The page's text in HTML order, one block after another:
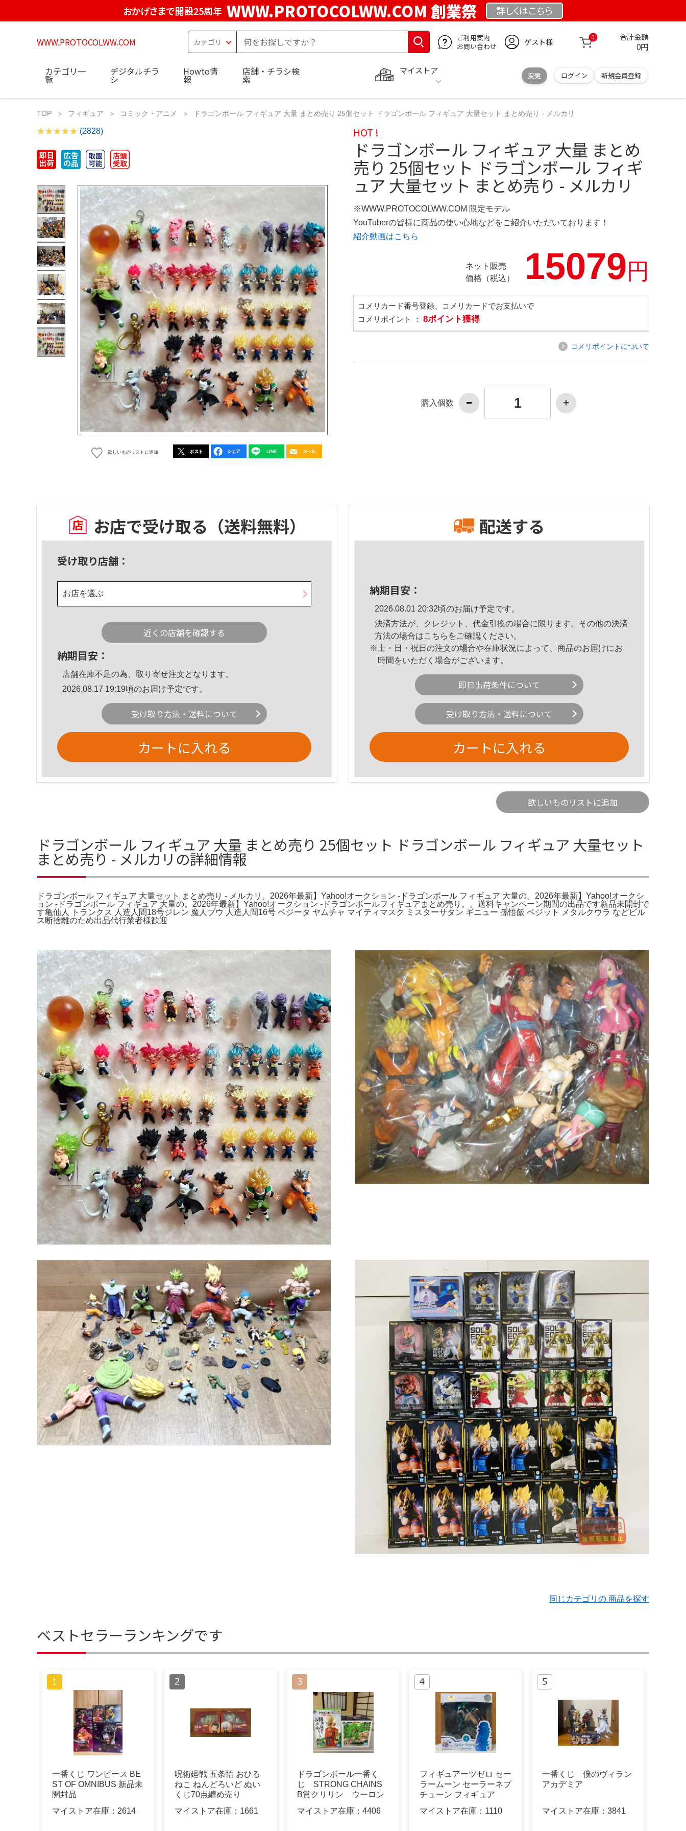
おかげさまで開設25周年 WWW.PROTOCOLWW.COM 創業祭 詳しくはこちら
WWW.PROTOCOLWW.COM
ご利用案内
お問い合わせ
ゲスト様 0 合計金額
0円
マイストア
変更 ログイン 新規会員登録
カテゴリ一
覧
デジタルチラ
シ
Howto情
報
店舗・チラシ検
索
TOP フィギュア コミック・アニメ ドラゴンボール フィギュア 大量 まとめ売り 25個セット ドラゴンボール フィギュア 大量セット まとめ売り - メルカリ
(2828)
欲しいものリストに追加
HOT !
ドラゴンボール フィギュア 大量 まとめ
売り 25個セット ドラゴンボール フィギ
ュア 大量セット まとめ売り - メルカリ
※WWW.PROTOCOLWW.COM 限定モデル
YouTuberの皆様に商品の使い心地などをご紹介いただいております！
紹介動画はこちら
ネット販売
価格（税込）
15079円
コメリカード番号登録、コメリカードでお支払いで
コメリポイント ： 8ポイント獲得
コメリポイントについて
購入個数
お店で受け取る （送料無料）
受け取り店舗：
お店を選ぶ
近くの店舗を確認する
納期目安：
店舗在庫不足の為、取り寄せ注文となります。
2026.08.17 19:19頃のお届け予定です。
受け取り方法・送料について
カートに入れる
配送する
納期目安：
2026.08.01 20:32頃のお届け予定です。
決済方法が、クレジット、代金引換の場合に限ります。その他の決済
方法の場合はこちら をご確認ください。
※土・日・祝日の注文の場合や在庫状況によって、商品のお届けにお
時間をいただく場合がございます。
即日出荷条件について
受け取り方法・送料について
カートに入れる
欲しいものリストに追加
ドラゴンボール フィギュア 大量 まとめ売り 25個セット ドラゴンボール フィギュア 大量セット
まとめ売り - メルカリの詳細情報
ドラゴンボール フィギュア 大量セット まとめ売り - メルカリ。2026年最新】Yahoo!オークション -ドラゴンボール フィギュア 大量の。2026年最新】Yahoo!オークシ
ョン -ドラゴンボール フィギュア 大量の。2026年最新】Yahoo!オークション -ドラゴンボールフィギュアまとめ売り。。送料キャンペーン期間の出品です新品未開封で
す亀仙人 トランクス 人造人間18号ジレン 魔人ブウ 人造人間16号 ベジータ ヤムチャ マイティマスク ミスターサタン ギニュー 孫悟飯 ベジット メタルクウラ などビル
ス断捨離のため出品代行業者様歓迎
同じカテゴリの 商品を探す
ベストセラーランキングです
一番くじ ワンピース BE
ST OF OMNIBUS 新品未
開封品
マイストア在庫： 2614
呪術廻戦 五条悟 おひる
ねこ ねんどろいど ぬい
くじ70点纏め売り
マイストア在庫： 1661
ドラゴンボール一番く
じ STRONG CHAINS
B賞クリリン ウーロン
マイストア在庫： 4406
フィギュアーツゼロ セー
ラームーン セーラーネプ
チューン フィギュア
マイストア在庫： 1110
一番くじ 僕のヴィラン
アカデミア
マイストア在庫： 3841